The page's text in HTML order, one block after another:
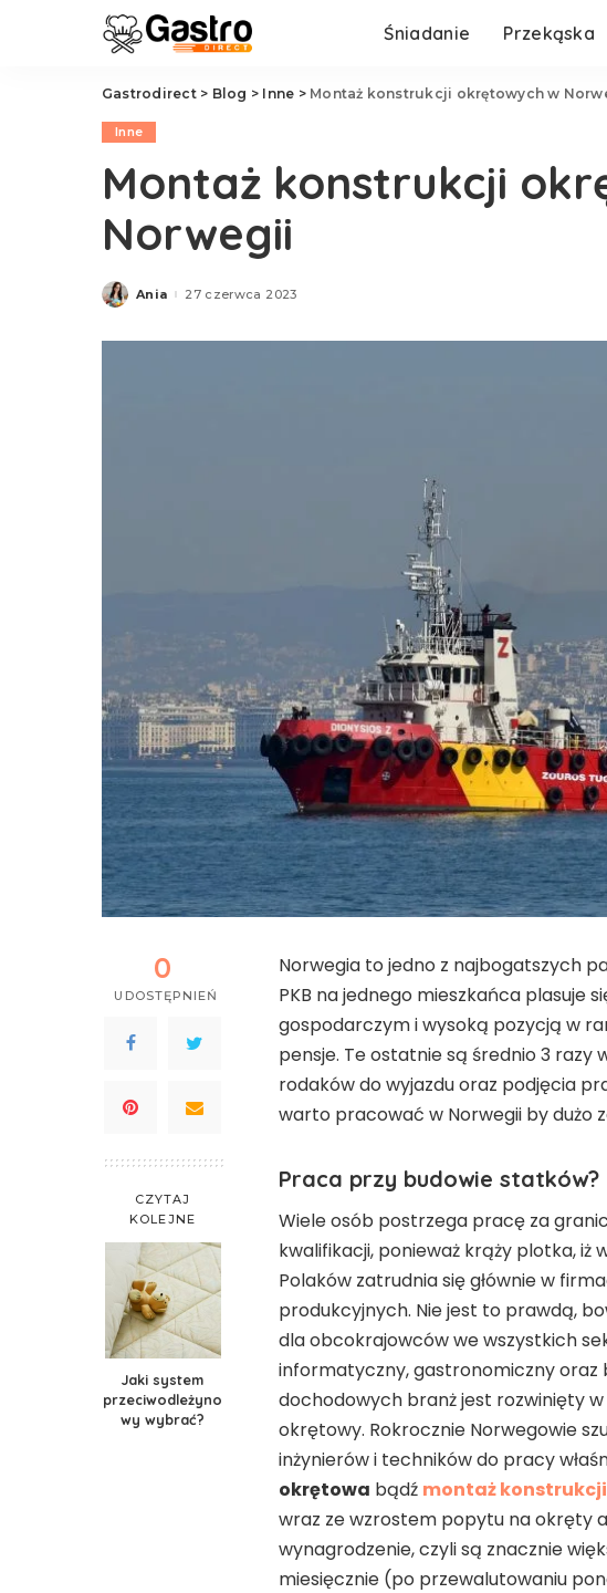
Śniadanie Przekąska
Gastrodirect> Blog > Inne > Montaż konstrukcji okrętowych w
Inne
Montaż konstrukcji
Norwegii
Posted
Ania 27 czerwca 2023
0
UDOSTĘPNIEŃ
CZYTAJ
KOLEJNE
Jaki system
przeciwodleżyno
wy wybrać?
Norwegia to jedno z najbogatszych
PKB na jednego mieszkańca plasuje
gospodarczym i wysoką pozycją w
pensje. Te ostatnie są średnio 3 razy
rodaków do wyjazdu oraz podjęcia
warto pracować w Norwegii by dużo
Praca przy budowie statków?
Wiele osób postrzega pracę za
kwalifikacji, ponieważ krąży plotka, iż
Polaków zatrudnia się głównie w
produkcyjnych. Nie jest to prawdą,
dla obcokrajowców we wszystkich
informatyczny, gastronomiczny oraz
dochodowych branż jest rozwinięty
okrętowy. Rokrocznie Norwegowie
inżynierów i techników do pracy
okrętowa bądź montaż
wraz ze wzrostem popytu na okręty
wynagrodzenie, czyli są znacznie
miesięcznie (po przewalutowaniu